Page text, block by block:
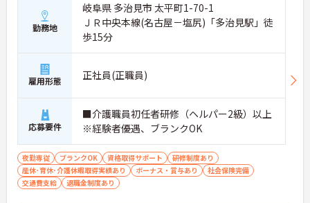
勤務地
岐阜県 多治見市 太平町1-70-1
ＪＲ中央本線(名古屋－塩尻)「多治見駅」徒
歩15分
雇用形態 正社員(正職員)
応募要件
■介護職員初任者研修（ヘルパー2級）以上
※経験者優遇、ブランクOK
夜勤専従 ブランクOK 資格取得サポート
研修制度あり
産休･育休･介護休暇取得実績あり
ボーナス・賞与あり
社会保険完備
交通費支給
退職金制度あり